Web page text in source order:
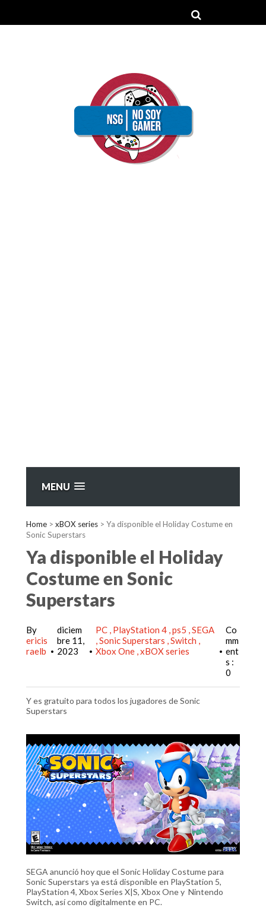
MENU
Home > xBOX series > Ya disponible el Holiday Costume en
Sonic Superstars
Ya disponible el Holiday
Costume en Sonic
Superstars
By
ericis
raelb
•
diciem
bre 11,
2023
•
PC PlayStation 4 ps5 SEGA
Sonic Superstars Switch
Xbox One xBOX series •
Co
mm
ent
s :
0
Y es gratuito para todos los jugadores de Sonic
Superstars
SEGA anunció hoy que el Sonic Holiday Costume para
Sonic Superstars ya está disponible en PlayStation 5,
PlayStation 4, Xbox Series X|S, Xbox One y Nintendo
Switch, así como digitalmente en PC.